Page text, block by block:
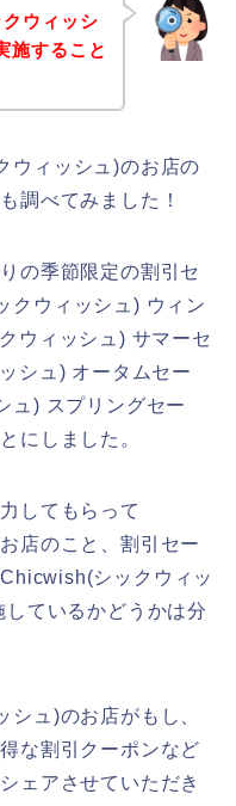
ウィッシ
施すること
ウィッシュ)のお店の
調べてみました！
の季節限定の割引セ
クウィッシュ) ウィン
ウィッシュ) サマーセ
シュ) オータムセー
ュ) スプリングセー
にしました。
してもらって
店のこと、割引セー
シックウィッ
ているかどうかは分
ュ)のお店がもし、
な割引クーポンなど
ェアさせていただき